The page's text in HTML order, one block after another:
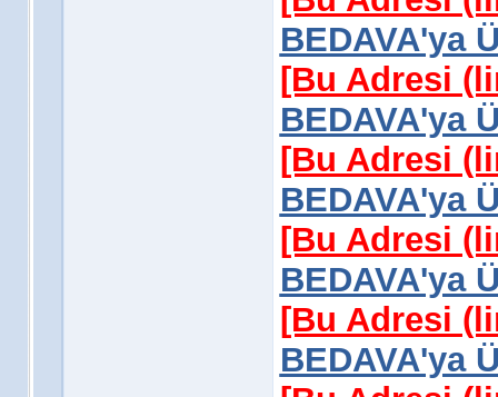
BEDAVA'ya
[Bu Adresi
BEDAVA'ya
[Bu Adresi
BEDAVA'ya
[Bu Adresi
BEDAVA'ya
[Bu Adresi
BEDAVA'ya